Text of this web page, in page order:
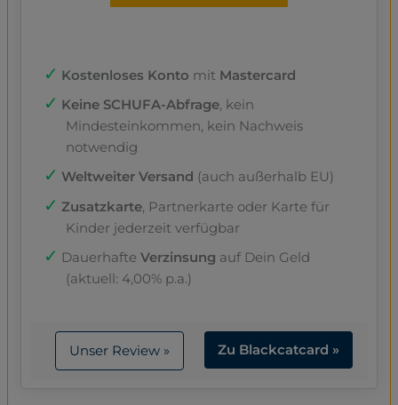
Kostenloses Konto mit Mastercard
Keine SCHUFA-Abfrage, kein
Mindesteinkommen, kein Nachweis
notwendig
Weltweiter Versand (auch außerhalb EU)
Zusatzkarte, Partnerkarte oder Karte für
Kinder jederzeit verfügbar
Dauerhafte Verzinsung auf Dein Geld
(aktuell: 4,00% p.a.)
Unser Review » Zu Blackcatcard »